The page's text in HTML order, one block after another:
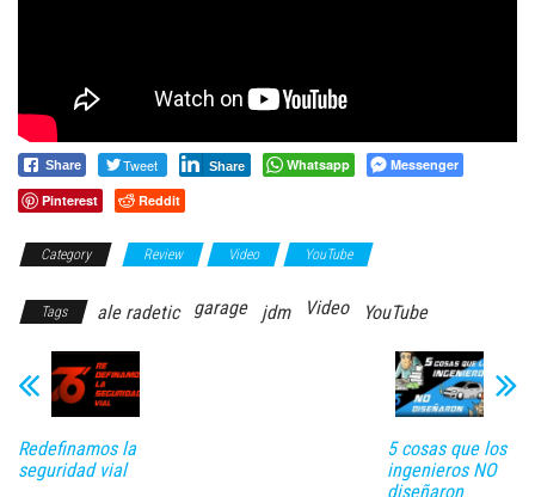
Share Tweet Share Whatsapp
Messenger
Pinterest
Reddit
Category Review Video YouTube
Tags ale radetic garage jdm Video YouTube
Redefinamos la
seguridad vial
5 cosas que los
ingenieros NO
diseñaron